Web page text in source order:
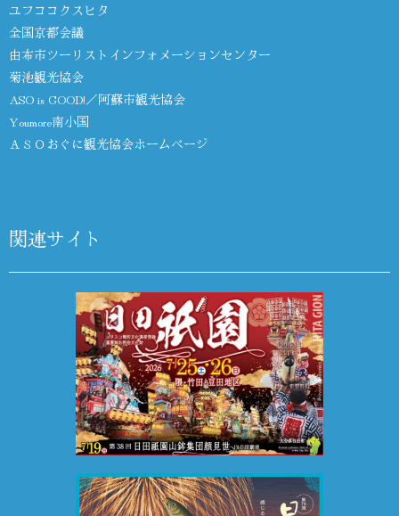
ユフココクスヒタ
全国京都会議
由布市ツーリストインフォメーションセンター
菊池観光協会
ASO is GOOD!／阿蘇市観光協会
Youmore南小国
ＡＳＯおぐに観光協会ホームページ
関連サイト